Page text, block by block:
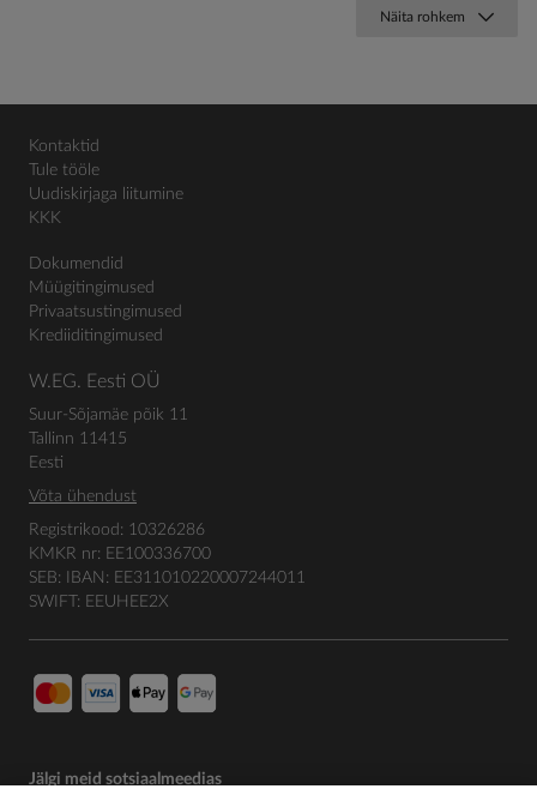
Näita rohkem
Kontaktid
Tule tööle
Uudiskirjaga liitumine
KKK
Dokumendid
Müügitingimused
Privaatsustingimused
Krediiditingimused
W.EG. Eesti OÜ
Suur-Sõjamäe põik 11
Tallinn 11415
Eesti
Võta ühendust
Registrikood: 10326286
KMKR nr: EE100336700
SEB: IBAN: EE311010220007244011
SWIFT: EEUHEE2X
Jälgi meid sotsiaalmeedias